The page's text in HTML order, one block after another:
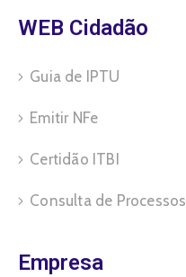
WEB Cidadão
Guia de IPTU
Emitir NFe
Certidão ITBI
Consulta de Processos
Empresa